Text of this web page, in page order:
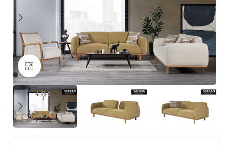
Büyütmek için tıklayın